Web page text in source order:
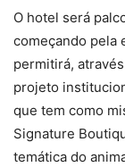
O hotel será
começando pela
permitirá,
projeto
que tem como
Signature
temática do